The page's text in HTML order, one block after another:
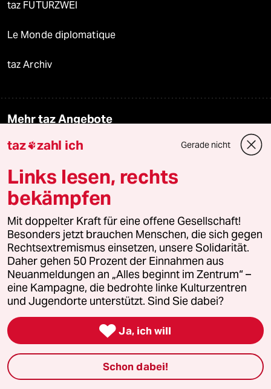
taz FUTURZWEI
Le Monde diplomatique
taz Archiv
Mehr taz Angebote
Shop
Anzeigen
Fragen & Hilfe
Feedback
Aboservice
taz zahl ich Gerade nicht
Links lesen, rechts
bekämpfen
Mit doppelter Kraft für eine offene Gesellschaft!
Besonders jetzt brauchen Menschen, die sich gegen
Rechtsextremismus einsetzen, unsere Solidarität.
Daher gehen 50 Prozent der Einnahmen aus
Neuanmeldungen an „Alles beginnt im Zentrum“ –
eine Kampagne, die bedrohte linke Kulturzentren
und Jugendorte unterstützt. Sind Sie dabei?
 Ja, ich will
Schon dabei!